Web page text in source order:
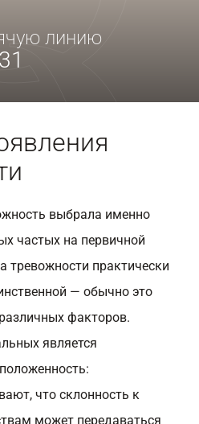
линию
выбрала именно
частых на первичной
тревожности практически
— обычно это
факторов.
является
что склонность к
может передаваться